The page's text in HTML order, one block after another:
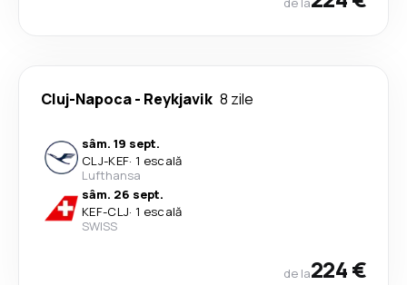
Cluj-Napoca- Reykjavik 8 zile
sâm. 19 sept.
CLJ-KEF· 1 escală
Lufthansa
sâm. 26 sept.
KEF-CLJ· 1 escală
SWISS
de la224 €